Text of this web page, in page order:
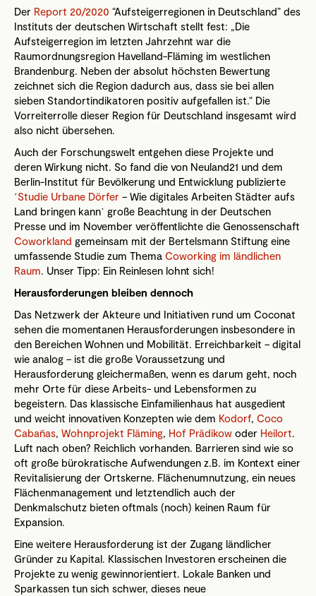
Der Report 20/2020 “Aufsteigerregionen in Deutschland” des
Instituts der deutschen Wirtschaft stellt fest: „Die
Aufsteigerregion im letzten Jahrzehnt war die
Raumordnungsregion Havelland-Fläming im westlichen
Brandenburg. Neben der absolut höchsten Bewertung
zeichnet sich die Region dadurch aus, dass sie bei allen
sieben Standortindikatoren positiv aufgefallen ist.“ Die
Vorreiterrolle dieser Region für Deutschland insgesamt wird
also nicht übersehen.
Auch der Forschungswelt entgehen diese Projekte und
deren Wirkung nicht. So fand die von Neuland21 und dem
Berlin-Institut für Bevölkerung und Entwicklung publizierte
´Studie Urbane Dörfer – Wie digitales Arbeiten Städter aufs
Land bringen kann` große Beachtung in der Deutschen
Presse und im November veröffentlichte die Genossenschaft
Coworkland gemeinsam mit der Bertelsmann Stiftung eine
umfassende Studie zum Thema Coworking im ländlichen
Raum. Unser Tipp: Ein Reinlesen lohnt sich!
Herausforderungen bleiben dennoch
Das Netzwerk der Akteure und Initiativen rund um Coconat
sehen die momentanen Herausforderungen insbesondere in
den Bereichen Wohnen und Mobilität. Erreichbarkeit – digital
wie analog – ist die große Voraussetzung und
Herausforderung gleichermaßen, wenn es darum geht, noch
mehr Orte für diese Arbeits- und Lebensformen zu
begeistern. Das klassische Einfamilienhaus hat ausgedient
und weicht innovativen Konzepten wie dem Kodorf, Coco
Cabañas, Wohnprojekt Fläming, Hof Prädikow oder Heilort.
Luft nach oben? Reichlich vorhanden. Barrieren sind wie so
oft große bürokratische Aufwendungen z.B. im Kontext einer
Revitalisierung der Ortskerne. Flächenumnutzung, ein neues
Flächenmanagement und letztendlich auch der
Denkmalschutz bieten oftmals (noch) keinen Raum für
Expansion.
Eine weitere Herausforderung ist der Zugang ländlicher
Gründer zu Kapital. Klassischen Investoren erscheinen die
Projekte zu wenig gewinnorientiert. Lokale Banken und
Sparkassen tun sich schwer, dieses neue